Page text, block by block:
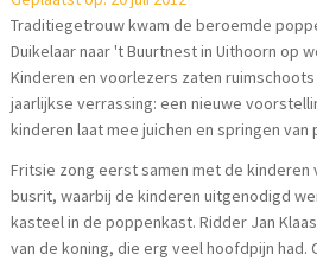
Traditiegetrouw kwam de beroemde
Duikelaar naar 't Buurtnest in Uithoorn op
Kinderen en voorlezers zaten
jaarlijkse verrassing: een nieuwe
kinderen laat mee juichen en springen van
Fritsie zong eerst samen met de kinderen
busrit, waarbij de kinderen uitgenodigd
kasteel in de poppenkast. Ridder Jan
van de koning, die erg veel hoofdpijn